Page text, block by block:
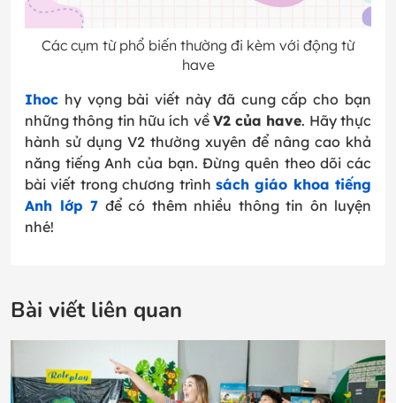
Các cụm từ phổ biến thường đi kèm với động từ
have
Ihoc hy vọng bài viết này đã cung cấp cho bạn
những thông tin hữu ích về V2 của have. Hãy thực
hành sử dụng V2 thường xuyên để nâng cao khả
năng tiếng Anh của bạn. Đừng quên theo dõi các
bài viết trong chương trình sách giáo khoa tiếng
Anh lớp 7 để có thêm nhiều thông tin ôn luyện
nhé!
Bài viết liên quan